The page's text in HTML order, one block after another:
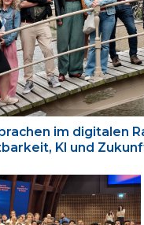
im digitalen
KI und